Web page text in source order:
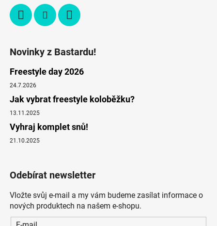
Novinky z Bastardu!
Freestyle day 2026
24.7.2026
Jak vybrat freestyle koloběžku?
13.11.2025
Vyhraj komplet snů!
21.10.2025
Odebírat newsletter
Vložte svůj e-mail a my vám budeme zasílat informace o
nových produktech na našem e-shopu.